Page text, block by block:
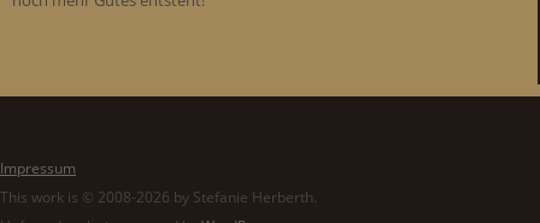
Impressum
This work is © 2008-2026 by Stefanie Herberth.